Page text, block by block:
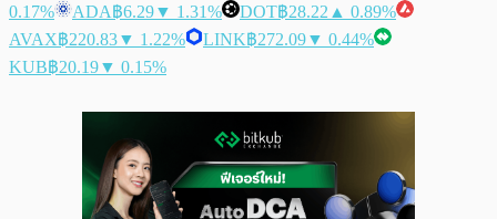
0.17%
ADA฿6.29▼ 1.31% DOT฿28.22 ▲ 0.89%
AVAX฿220.83▼ 1.22% LINK฿272.09▼ 0.44%
KUB฿20.19▼ 0.15%